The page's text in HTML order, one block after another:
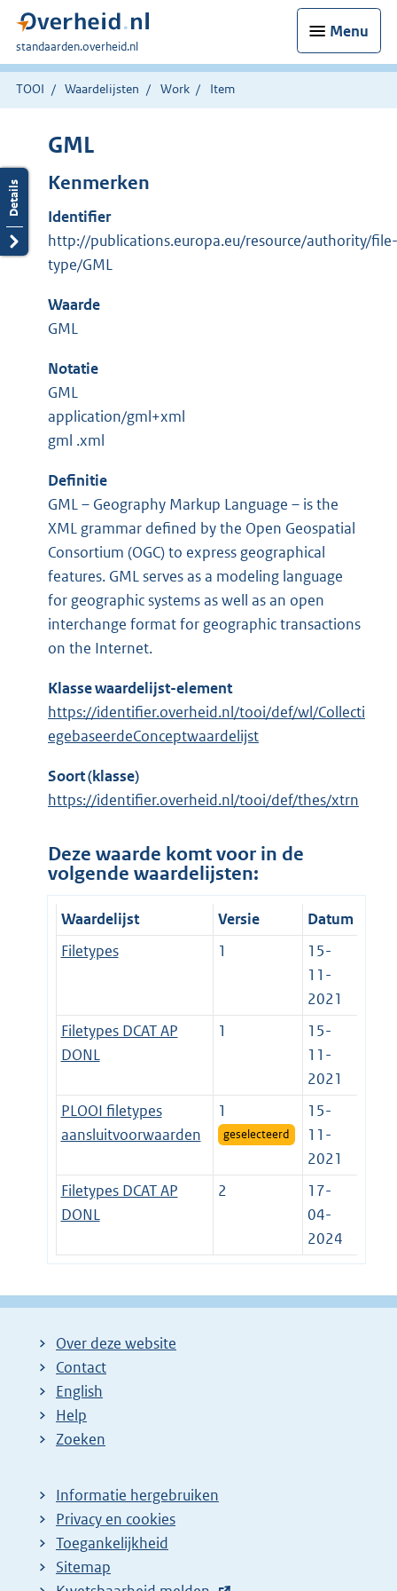
Menu
U
bent
hier:
standaarden.overheid.nl
TOOI Waardelijsten Work Item
GML
Kenmerken
Identifier
http://publications.europa.eu/resource/authority/file-
type/GML
Waarde
GML
Notatie
GML
application/gml+xml
gml .xml
Definitie
GML – Geography Markup Language – is the
XML grammar defined by the Open Geospatial
Consortium (OGC) to express geographical
features. GML serves as a modeling language
for geographic systems as well as an open
interchange format for geographic transactions
on the Internet.
Klasse waardelijst-element
https://identifier.overheid.nl/tooi/def/wl/Collecti
egebaseerdeConceptwaardelijst
Soort (klasse)
https://identifier.overheid.nl/tooi/def/thes/xtrn
Deze waarde komt voor in de
volgende waardelijsten:
Waardelijst Versie
Datum
Filetypes
1
15-
11-
2021
Filetypes DCAT AP
DONL
1
15-
11-
2021
PLOOI filetypes
aansluitvoorwaarden
1
geselecteerd
15-
11-
2021
Filetypes DCAT AP
DONL
2
17-
04-
2024
Over deze website
Contact
English
Help
Zoeken
Informatie hergebruiken
Privacy en cookies
Toegankelijkheid
Sitemap